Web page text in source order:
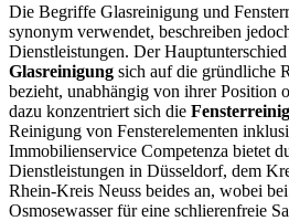
Die Begriffe Glasreinigung und
synonym verwendet, beschreiben
Dienstleistungen. Der
Glasreinigung sich auf die gründliche
bezieht, unabhängig von ihrer Position
dazu konzentriert sich die
Reinigung von Fensterelementen
Immobilienservice Competenza bietet
Dienstleistungen in Düsseldorf, dem
Rhein-Kreis Neuss beides an, wobei
Osmosewasser für eine schlierenfreie